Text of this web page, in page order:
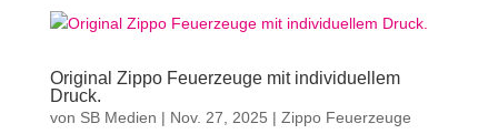
Original Zippo Feuerzeuge mit individuellem
Druck.
von SB Medien | Nov. 27, 2025 | Zippo Feuerzeuge